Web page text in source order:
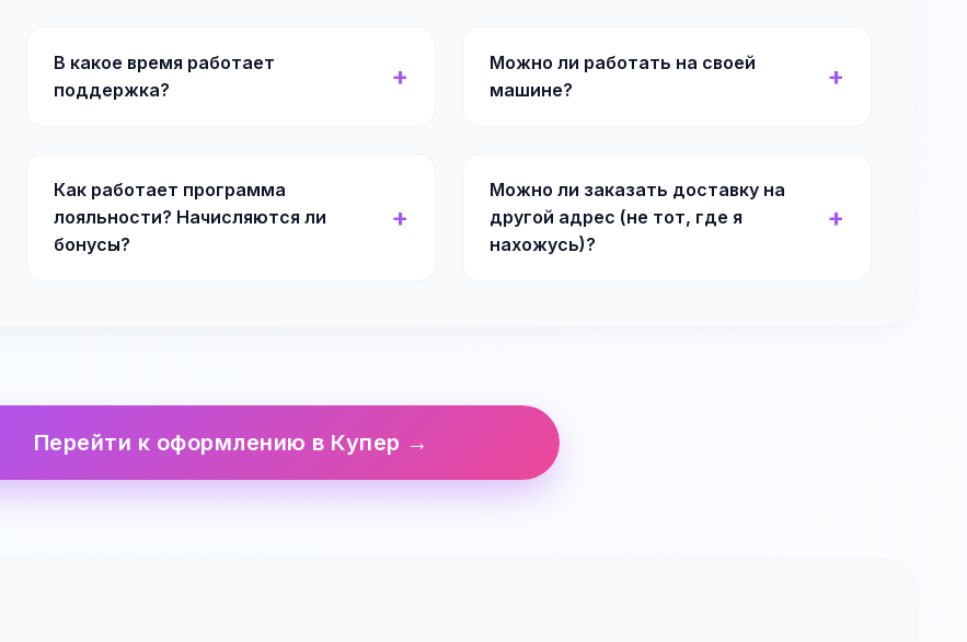
В какое время работает
поддержка?
Можно ли работать на своей
машине?
Как работает программа
лояльности? Начисляются ли
бонусы?
Можно ли заказать доставку на
другой адрес (не тот, где я
нахожусь)?
Перейти к оформлению в Купер →